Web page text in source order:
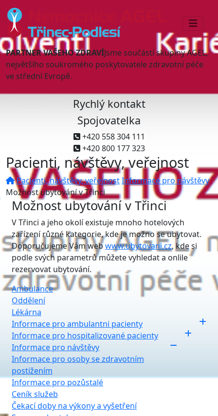
PARTNER VAŠEHO ZDRAVÍJsme součástí skupiny AGEL,
největšího soukromého poskytovatele zdravotní péče
ve střední Evropě.
Rychlý kontakt
Spojovatelka
+420 558 304 111
+420 800 177 323
Pacienti, návštěvy, veřejnost
Pacienti, návštěvy, veřejnostInformace pro návštěvy
Možnost ubytování v Třinci
Možnost ubytování v Třinci
V Třinci a jeho okolí existuje mnoho hotelových
zařízení různé kategorie, kde je možno se ubytovat.
Doporučujeme Vám webwww.ubytovani.cz, kde si
podle svých parametrů můžete vyhledat a onlile
rezervovat ubytování.
Ambulance
Oddělení
Lékárna
Informace pro ambulantni pacienty
Informace pro hospitalizované pacienty
Informace pro návštěvy
Informace pro osoby se zdravotním
postižením
Informace pro pozůstalé
Ceník služeb
Čekací doby na výkony a vyšetření